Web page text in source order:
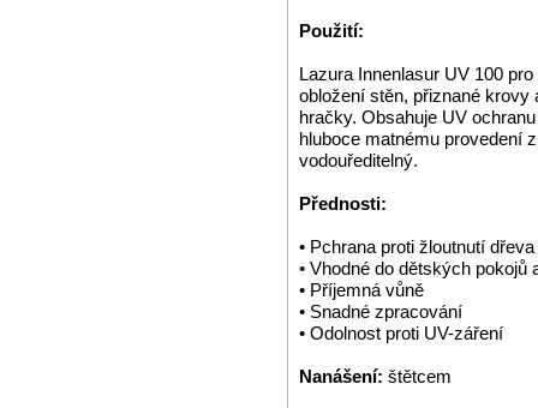
Použití:
Lazura Innenlasur UV 100
obložení stěn, přiznané krovy
hračky. Obsahuje UV
hluboce matnému provedení
vodouředitelný.
Přednosti:
• Pchrana proti žloutnutí dřeva
• Vhodné do dětských pokojů
• Příjemná vůně
• Snadné zpracování
• Odolnost proti UV-záření
Nanášení: štětcem